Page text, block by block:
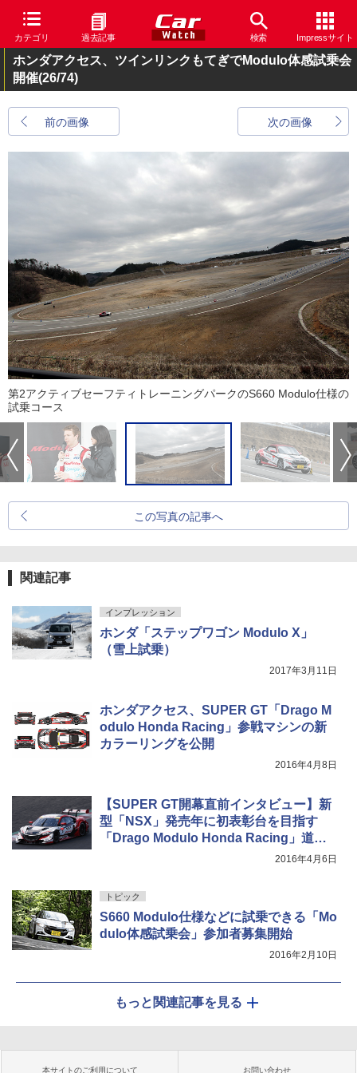
カテゴリ 過去記事 検索 Impressサイト
ホンダアクセス、ツインリンクもてぎでModulo体感試乗会
開催(26/74)
前の画像 次の画像
第2アクティブセーフティトレーニングパークのS660 Modulo仕様の
試乗コース
この写真の記事へ
関連記事
インプレッション
ホンダ「ステップワゴン Modulo X」
（雪上試乗）
2017年3月11日
ホンダアクセス、SUPER GT「Drago M
odulo Honda Racing」参戦マシンの新
カラーリングを公開
2016年4月8日
【SUPER GT開幕直前インタビュー】新
型「NSX」発売年に初表彰台を目指す
「Drago Modulo Honda Racing」道上
2016年4月6日
トピック
S660 Modulo仕様などに試乗できる「Mo
dulo体感試乗会」参加者募集開始
2016年2月10日
もっと関連記事を見る
本サイトのご利用について お問い合わせ